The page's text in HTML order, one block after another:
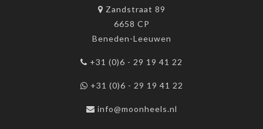
Zandstraat 89
6658 CP
Beneden-Leeuwen
+31 (0)6 - 29 19 41 22
+31 (0)6 - 29 19 41 22
info@moonheels.nl